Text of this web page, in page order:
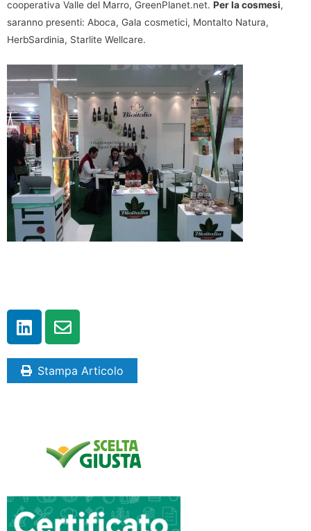
cooperativa Valle del Marro, GreenPlanet.net. Per la cosmesi,
saranno presenti: Aboca, Gala cosmetici, Montalto Natura,
HerbSardinia, Starlite Wellcare.
Stampa Articolo